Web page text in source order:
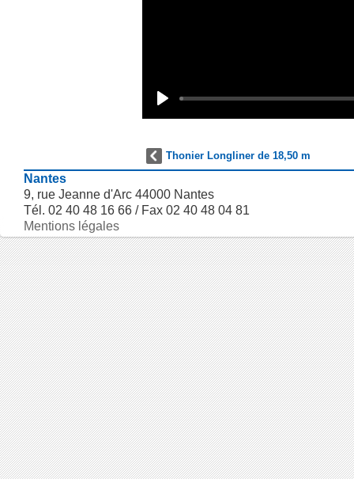
Thonier Longliner de 18,50 m
Nantes
9, rue Jeanne d'Arc 44000 Nantes
Tél. 02 40 48 16 66 / Fax 02 40 48 04 81
Mentions légales